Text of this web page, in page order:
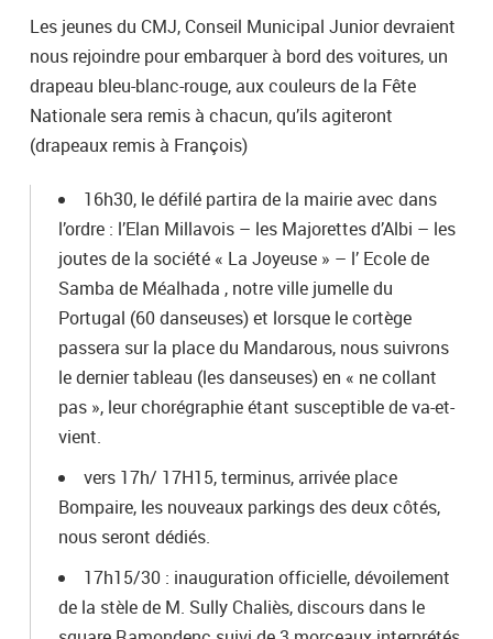
Les jeunes du CMJ, Conseil Municipal Junior devraient
nous rejoindre pour embarquer à bord des voitures, un
drapeau bleu-blanc-rouge, aux couleurs de la Fête
Nationale sera remis à chacun, qu’ils agiteront
(drapeaux remis à François)
16h30, le défilé partira de la mairie avec dans
l’ordre : l’Elan Millavois – les Majorettes d’Albi – les
joutes de la société « La Joyeuse » – l’ Ecole de
Samba de Méalhada , notre ville jumelle du
Portugal (60 danseuses) et lorsque le cortège
passera sur la place du Mandarous, nous suivrons
le dernier tableau (les danseuses) en « ne collant
pas », leur chorégraphie étant susceptible de va-et-
vient.
vers 17h/ 17H15, terminus, arrivée place
Bompaire, les nouveaux parkings des deux côtés,
nous seront dédiés.
17h15/30 : inauguration officielle, dévoilement
de la stèle de M. Sully Chaliès, discours dans le